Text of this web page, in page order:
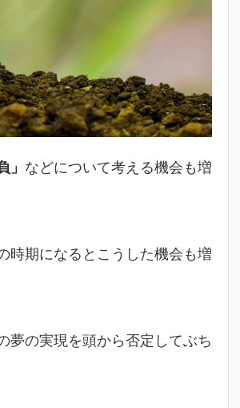
」 などについて考える機会も増
時期になるとこうした機会も増
夢の実現を頭から否定してぶち